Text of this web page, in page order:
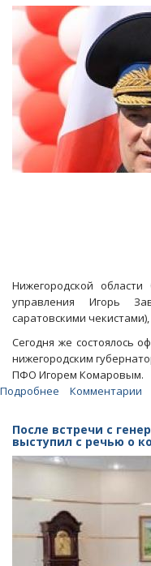
Радаева
не
сумел
улучшить
даже
«Гагарин»
Нижегородской
управления Игорь
саратовскими
Сегодня же состоялось
нижегородским
ПФО Игорем Комаровым.
Подробнее
официально
представили
нижегородским
Комментарии
После встречи с
выступил с речью о